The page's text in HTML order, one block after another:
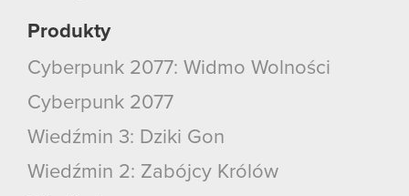
Produkty
Cyberpunk 2077: Widmo Wolności
Cyberpunk 2077
Wiedźmin 3: Dziki Gon
Wiedźmin 2: Zabójcy Królów